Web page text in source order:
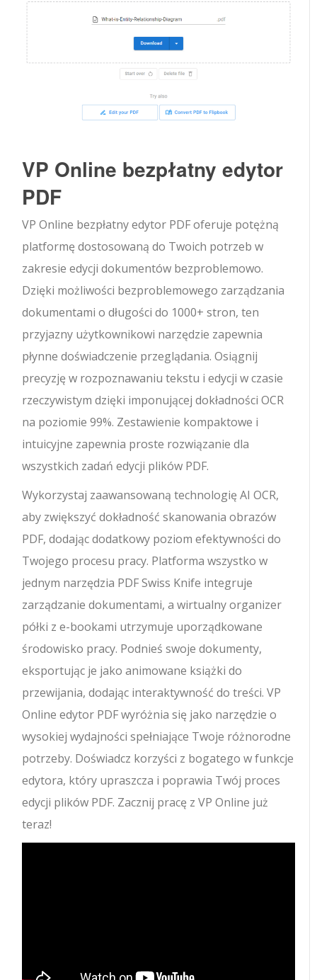
VP Online bezpłatny edytor
PDF
VP Online bezpłatny edytor PDF oferuje potężną
platformę dostosowaną do Twoich potrzeb w
zakresie edycji dokumentów bezproblemowo.
Dzięki możliwości bezproblemowego zarządzania
dokumentami o długości do 1000+ stron, ten
przyjazny użytkownikowi narzędzie zapewnia
płynne doświadczenie przeglądania. Osiągnij
precyzję w rozpoznawaniu tekstu i edycji w czasie
rzeczywistym dzięki imponującej dokładności OCR
na poziomie 99%. Zestawienie kompaktowe i
intuicyjne zapewnia proste rozwiązanie dla
wszystkich zadań edycji plików PDF.
Wykorzystaj zaawansowaną technologię AI OCR,
aby zwiększyć dokładność skanowania obrazów
PDF, dodając dodatkowy poziom efektywności do
Twojego procesu pracy. Platforma wszystko w
jednym narzędzia PDF Swiss Knife integruje
zarządzanie dokumentami, a wirtualny organizer
półki z e-bookami utrzymuje uporządkowane
środowisko pracy. Podnieś swoje dokumenty,
eksportując je jako animowane książki do
przewijania, dodając interaktywność do treści. VP
Online edytor PDF wyróżnia się jako narzędzie o
wysokiej wydajności spełniające Twoje różnorodne
potrzeby. Doświadcz korzyści z bogatego w funkcje
edytora, który upraszcza i poprawia Twój proces
edycji plików PDF. Zacznij pracę z VP Online już
teraz!